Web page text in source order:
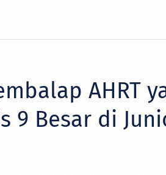
AHRT
9 Besar di